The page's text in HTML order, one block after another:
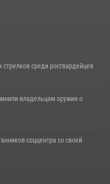
среди росгвардейцев
владельцам оружия о
соццентра со своей